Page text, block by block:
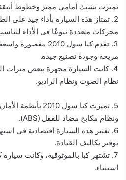
تميزت بشبك أمامي مميز وخطوط
2. تمتاز هذه السيارة بأداء جيد على
محركات متعددة تنوعًا في الأداء
3. تقدم كيا سول
مريحة وجودة تصنيع جيدة.
4. كانت السيارة مجهزة ببعض ميزات
نظام الصوت ونظام الراديو.
5. تميزت كيا سول
ونظام مكابح مضاد للقفل (ABS).
6. تعتبر هذه السيارة اقتصادية في
توفير تكاليف القيادة.
استثناء.